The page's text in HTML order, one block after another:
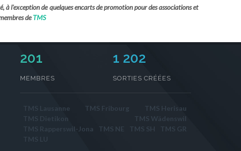
à l'exception de quelques encarts de promotion pour des associations et
deTMS
231
MEMBRES
1 202
SORTIES CRÉÉES
TMS Lausanne TMS Fribourg
TMS Herisau
TMS Dietikon
TMS Wädenswil
TMS Rapperswil-Jona
TMS NE TMS SH
TMS GR
TMS LU